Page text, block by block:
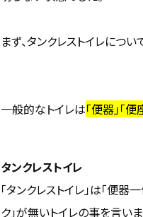
まず、タンクレストイレについ
一般的なトイレは「便器」「便
タンクレストイレ
「タンクレストイレ」は「便器
ク」が無いトイレの事を言い